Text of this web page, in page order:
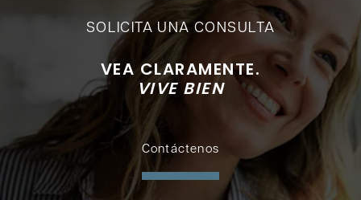
SOLICITA UNA CONSULTA
VEA CLARAMENTE.
VIVE BIEN
Contáctenos